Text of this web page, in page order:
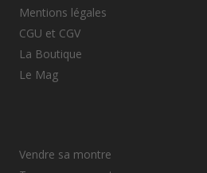
Mentions légales
CGU et CGV
La Boutique
Le Mag
Vendre sa montre